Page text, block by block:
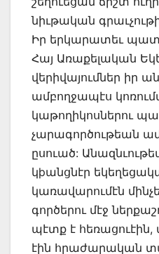
նիւթական
Իր երկարատեւ
Հայ Առաքելական
վերիվայումներ իր
ամբողջապէս
կաթողիկոսներու
չարագործութեան
ըսուած:
կþանցնէր
կառավարումէն
գործերու մէջ
պէտք է
էին հրաժարական